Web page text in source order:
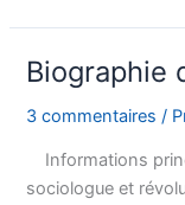
Joseph
Stiglitz
Biographie
3 commentaires /
Informations
sociologue et